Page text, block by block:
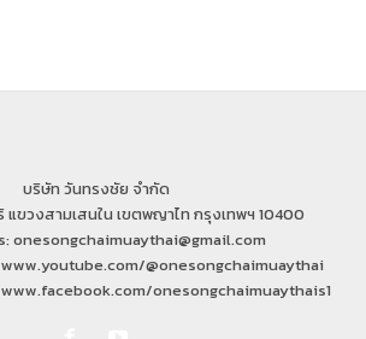
บริษัท วันทรงชัย จำกัด
แขวงสามเสนใน เขตพญาไท กรุงเทพฯ 10400
onesongchaimuaythai@gmail.com
@onesongchaimuaythai
onesongchaimuaythais1